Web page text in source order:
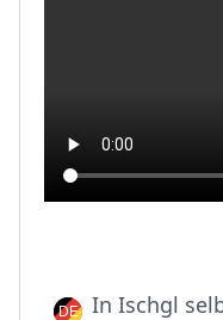
In Ischgl